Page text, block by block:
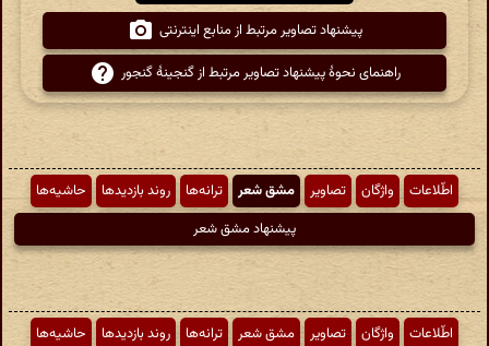
پیشنهاد تصاویر مرتبط از منابع اینترنتی
راهنمای نحوهٔ پیشنهاد تصاویر مرتبط از گنجینهٔ گنجور
اطّلاعات واژگان تصاویر مشق شعر ترانه‌ها روند بازدیدها
حاشیه‌ها
پیشنهاد مشق شعر
اطّلاعات واژگان تصاویر مشق شعر ترانه‌ها روند بازدیدها
حاشیه‌ها